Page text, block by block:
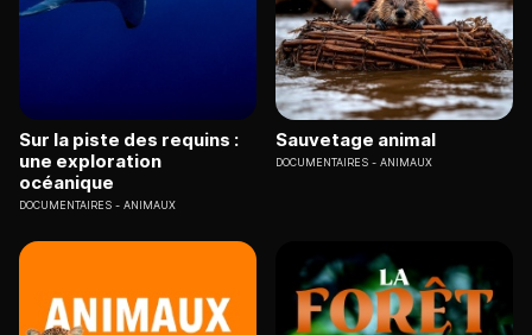
Sur la piste des requins :
une exploration
océanique
DOCUMENTAIRES ANIMAUX
Sauvetage animal
DOCUMENTAIRES ANIMAUX